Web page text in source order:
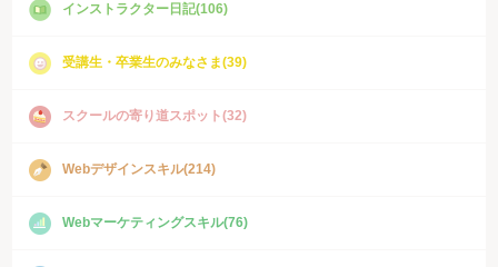
インストラクター日記(106)
受講生・卒業生のみなさま(39)
スクールの寄り道スポット(32)
Webデザインスキル(214)
Webマーケティングスキル(76)